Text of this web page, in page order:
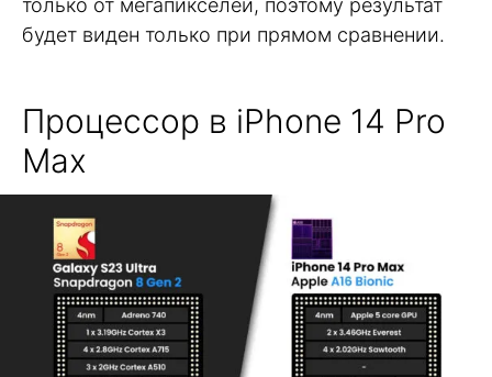
только от мегапикселей, поэтому результат
будет виден только при прямом сравнении.
Процессор в iPhone 14 Pro
Max